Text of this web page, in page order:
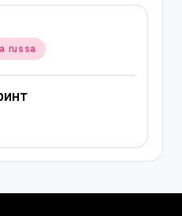
rap e hip-hop
– Материк